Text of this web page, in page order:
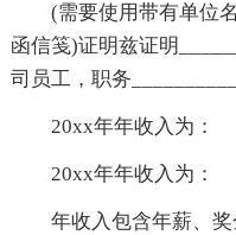
(需要使用带有单位
函信笺)证明兹证明
司员工，职务
20xx年年收入为：
20xx年年收入为：
年收入包含年薪、